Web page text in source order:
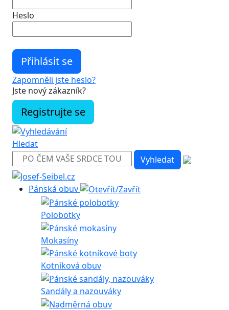
Heslo
Zapomněli jste heslo?
Jste nový zákazník?
Registrujte se
Hledat
Pánská obuv
Polobotky
Mokasíny
Kotníková obuv
Sandály a nazouváky